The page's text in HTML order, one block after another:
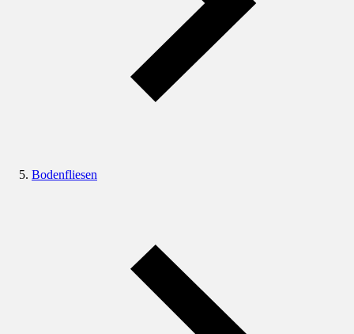
Bodenfliesen